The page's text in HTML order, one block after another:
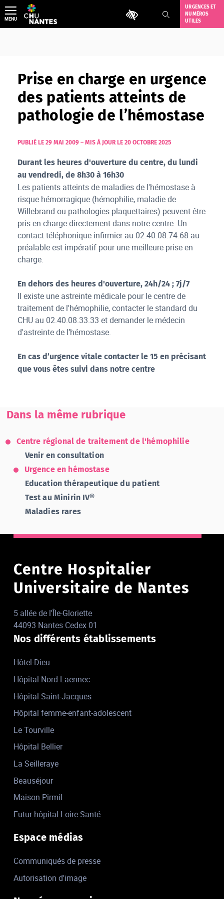
Aller
au
contenu
Outils d'accessibilité
URGENCES ET
NUMÉROS
UTILES
MENU
Prise en charge en urgence
des patients atteints de
pathologie de l’hémostase
PUBLIÉ LE 29 MAI 2009 – MIS À JOUR LE 20 OCTOBRE 2025
Durant les heures d'ouverture du centre, du lundi
au vendredi, de 8h30 à 16h30
Les patients atteints de maladies de l'hémostase à
risque hémorragique (hémophilie, maladie de
Willebrand ou pathologies plaquettaires) peuvent être
pris en charge directement dans notre centre. Un
contact téléphonique infirmier au 02.40.08.74.68 au
préalable est impératif pour une meilleure prise en
charge.
En dehors des heures d'ouverture, 24h/24 ; 7j/7
Il existe une astreinte médicale pour le centre de
traitement de l'hémophilie, contacter le standard du
CHU au 02.40.08.33.33 et demander le médecin
d'astreinte de l’hémostase.
En cas d’urgence vitale contacter le 15 en précisant
que vous êtes suivi dans notre centre
Dans la même rubrique
Centre régional de traitement de l'hémophilie
Venir en consultation
Urgence en hémostase
Education thérapeutique du patient
Test au Minirin IV®
Maladies rares
Centre Hospitalier
Universitaire de Nantes
5 allée de l'Île-Gloriette
44093 Nantes Cedex 01
Nos différents établissements
Hôtel-Dieu
Hôpital Nord Laennec
Hôpital Saint-Jacques
Hôpital femme-enfant-adolescent
Le Tourville
Hôpital Bellier
La Seilleraye
Beauséjour
Maison Pirmil
Futur hôpital Loire Santé
Espace médias
Communiqués de presse
Autorisation d'image